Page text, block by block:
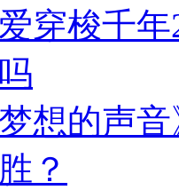
穿梭千
梦想的声
？